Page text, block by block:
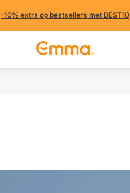
-10% extra op bestsellers met BEST10